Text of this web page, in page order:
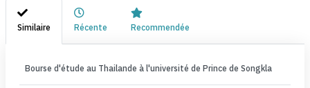
Similaire Récente Recommendée
Bourse d'étude au Thailande à l'université de Prince de Songkla